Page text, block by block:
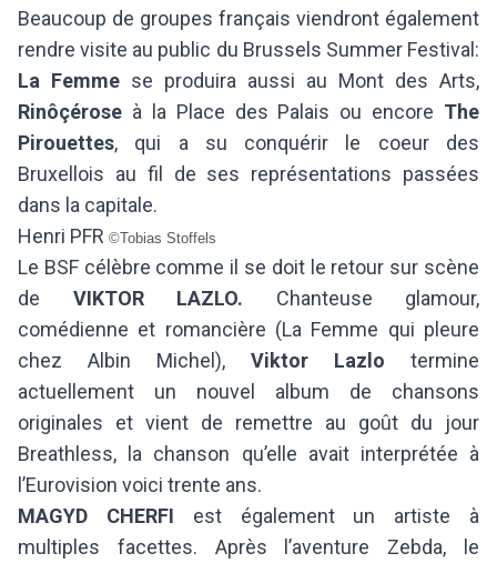
Beaucoup de groupes français viendront également
rendre visite au public du Brussels Summer Festival:
La Femme se produira aussi au Mont des Arts,
Rinôçérose à la Place des Palais ou encore The
Pirouettes, qui a su conquérir le coeur des
Bruxellois au fil de ses représentations passées
dans la capitale.
Henri PFR ©Tobias Stoffels
Le BSF célèbre comme il se doit le retour sur scène
de VIKTOR LAZLO. Chanteuse glamour,
comédienne et romancière (La Femme qui pleure
chez Albin Michel), Viktor Lazlo termine
actuellement un nouvel album de chansons
originales et vient de remettre au goût du jour
Breathless, la chanson qu’elle avait interprétée à
l’Eurovision voici trente ans.
MAGYD CHERFI est également un artiste à
multiples facettes. Après l’aventure Zebda, le